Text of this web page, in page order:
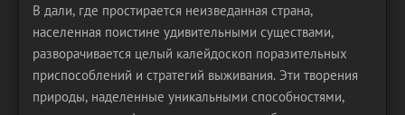
В дали, где простирается неизведанная страна,
населенная поистине удивительными существами,
разворачивается целый калейдоскоп поразительных
приспособлений и стратегий выживания. Эти творения
природы, наделенные уникальными способностями,